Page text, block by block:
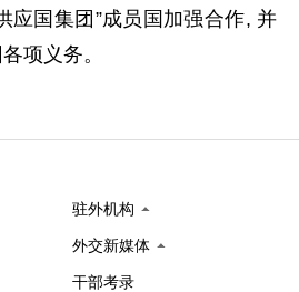
应国集团”成员国加强合作, 并
项义务。
驻外机构
外交新媒体
干部考录